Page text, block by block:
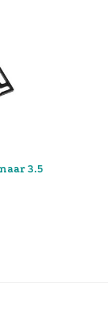
Toetsenbord
gedeelte